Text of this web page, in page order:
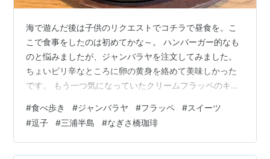
海で遊んだ後は子供のリクエストでコチラで昼食を。こ
こで食事をしたのは初めてかな～。 ハンバーガー的なも
のと悩みましたが、ジャンバラヤを注文してみました。
ちょいピリ辛なところに卵の黄身を絡めて美味しかった
です。 もう一つ気になっていたクリームフラッペのキャ
たくないので、今の時期はイマイチかな。
#食べ歩き #ジャンバラヤ #フラッペ #スイーツ
#逗子 #三浦半島 #なぎさ橋珈琲